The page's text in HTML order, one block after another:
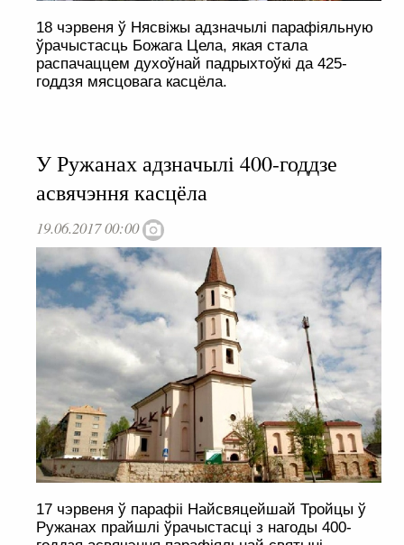
18 чэрвеня ў Нясвіжы адзначылі парафіяльную
ўрачыстасць Божага Цела, якая стала
распачаццем духоўнай падрыхтоўкі да 425-
годдзя мясцовага касцёла.
У Ружанах адзначылі 400-годдзе
асвячэння касцёла
19.06.2017 00:00
17 чэрвеня ў парафіі Найсвяцейшай Тройцы ў
Ружанах прайшлі ўрачыстасці з нагоды 400-